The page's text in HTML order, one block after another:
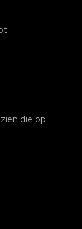
die op